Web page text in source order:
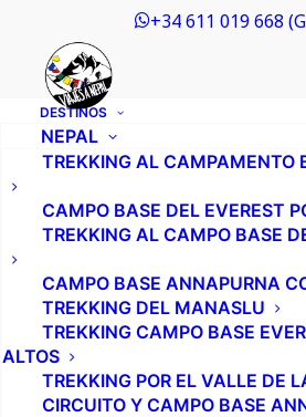
+34 611 019 668
DESTINOS
NEPAL
TREKKING AL CAMPAMENTO
CAMPO BASE DEL EVEREST
TREKKING AL CAMPO BASE
CAMPO BASE ANNAPURNA
TREKKING DEL MANASLU
TREKKING CAMPO BASE
ALTOS
TREKKING POR EL VALLE DE
CIRCUITO Y CAMPO BASE